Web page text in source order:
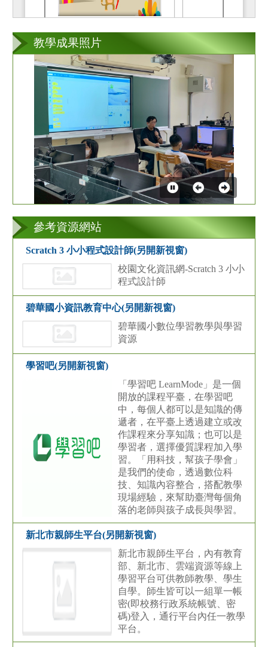
教學成果照片
第
2
張
參考資源網站
Scratch 3 小小程式設計師(另開新視窗)
校園文化資訊網-Scratch 3 小小
程式設計師
碧華國小資訊教育中心(另開新視窗)
碧華國小數位學習教學與學習
資源
學習吧(另開新視窗)
「學習吧 LearnMode」是一個
開放的課程平臺，在學習吧
中，每個人都可以是知識的傳
遞者，在平臺上透過建立或改
作課程來分享知識；也可以是
學習者，選擇優質課程加入學
習。「用科技，幫孩子學會」
是我們的使命，透過數位科
技、知識內容整合，搭配教學
現場經驗，來幫助臺灣每個角
落的老師與孩子成長與學習。
新北市親師生平台(另開新視窗)
新北市親師生平台，內有教育
部、新北市、雲端資源等線上
學習平台可供教師教學、學生
自學。師生皆可以一組單一帳
密(即校務行政系統帳號、密
碼)登入，通行平台內任一教學
平台。